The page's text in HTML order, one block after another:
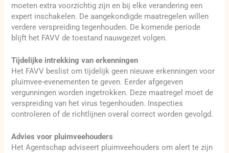
moeten extra voorzichtig zijn en bij elke verandering een
expert inschakelen. De aangekondigde maatregelen willen
verdere verspreiding tegenhouden. De komende periode
blijft het FAVV de toestand nauwgezet volgen.
Tijdelijke intrekking van erkenningen
Het FAVV beslist om tijdelijk geen nieuwe erkenningen voor
pluimvee-evenementen te geven. Eerder afgegeven
vergunningen worden ingetrokken. Deze maatregel moet de
verspreiding van het virus tegenhouden. Inspecties
controleren of de richtlijnen overal correct worden gevolgd.
Advies voor pluimveehouders
Het Agentschap adviseert pluimveehouders om alert te zijn